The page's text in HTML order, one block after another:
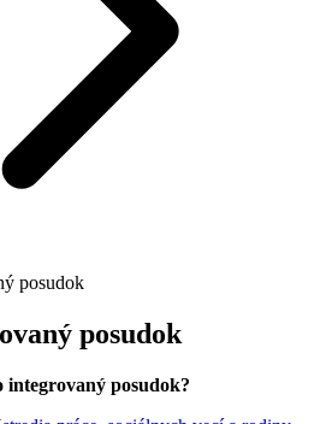
posudok
posudok
posudok?